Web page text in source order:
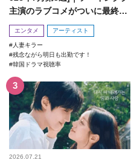
主演のラブコメがついに最終
回！
エンタメ アーティスト
人妻キラー
残念ながら明日も出勤です！
韓国ドラマ視聴率
2026.07.21